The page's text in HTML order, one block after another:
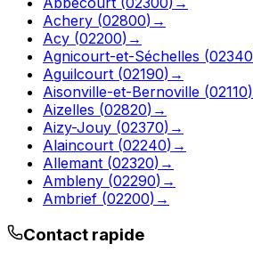
Achery (02800) →
Acy (02200) →
Agnicourt-et-Séchelles (02340
Aguilcourt (02190) →
Aisonville-et-Bernoville (02110)
Aizelles (02820) →
Aizy-Jouy (02370) →
Alaincourt (02240) →
Allemant (02320) →
Ambleny (02290) →
Ambrief (02200) →
Contact rapide